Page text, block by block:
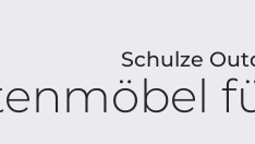
Schulze